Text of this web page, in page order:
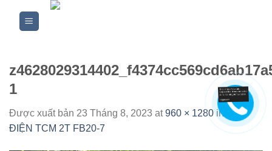
1
Được xuất bản 23 Tháng 8, 2023 at960 × 1280in
XE
ĐIỆN TCM 2T FB20-7